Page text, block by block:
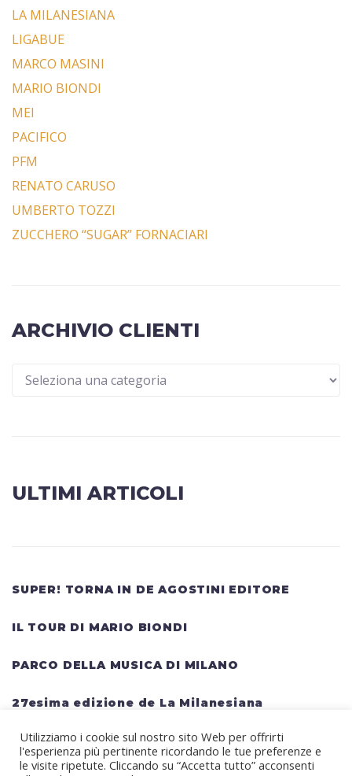
LA MILANESIANA
LIGABUE
MARCO MASINI
MARIO BIONDI
MEI
PACIFICO
PFM
RENATO CARUSO
UMBERTO TOZZI
ZUCCHERO “SUGAR” FORNACIARI
ARCHIVIO CLIENTI
ULTIMI ARTICOLI
SUPER! TORNA IN DE AGOSTINI EDITORE
IL TOUR DI MARIO BIONDI
PARCO DELLA MUSICA DI MILANO
27esima edizione de La Milanesiana
HELLWATT FESTIVAL: una lineup gigantesca
per il festival estivo TRAVIS SCOTT, KANYE
Utilizziamo i cookie sul nostro sito Web per offrirti
l'esperienza più pertinente ricordando le tue preferenze e
le visite ripetute. Cliccando su “Accetta tutto” acconsenti